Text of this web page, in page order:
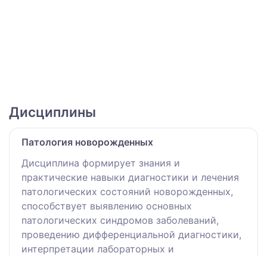
Дисциплины
Патология новорожденных
Дисциплина формирует знания и
практические навыки диагностики и лечения
патологических состояний новорожденных,
способствует выявлению основных
патологических синдромов заболеваний,
проведению дифференциальной диагностики,
интерпретации лабораторных и